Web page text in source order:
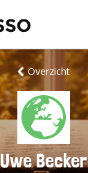
Overzicht
Uwe Becker